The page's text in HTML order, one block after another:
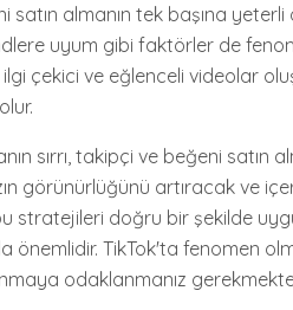
almanın tek başına yeterli
uyum gibi faktörler de
ilgi çekici ve eğlenceli videolar
sırrı, takipçi ve beğeni
görünürlüğünü artıracak ve
stratejileri doğru bir şekilde
önemlidir. TikTok'ta fenomen
odaklanmanız